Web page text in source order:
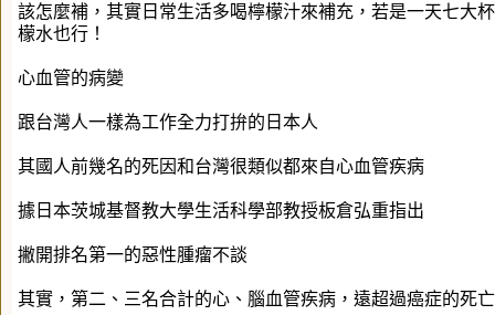
該怎麼補，其實日常生活多喝檸檬汁來補充，若是一天七大
檬水也行！
心血管的病變
跟台灣人一樣為工作全力打拚的日本人
其國人前幾名的死因和台灣很類似都來自心血管疾病
據日本茨城基督教大學生活科學部教授板倉弘重指出
撇開排名第一的惡性腫瘤不談
其實，第二、三名合計的心、腦血管疾病，遠超過癌症的死